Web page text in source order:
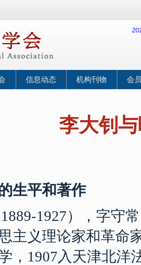
信息动态 机构刊物 会
李大钊
生平和著作
1889-1927），字守
主义理论家和革命
， 1907入天津北洋